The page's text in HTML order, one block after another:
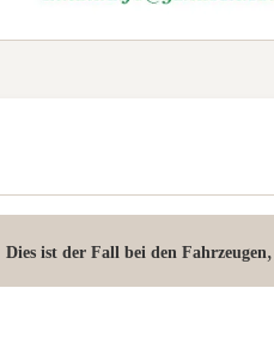
Dies ist der Fall bei den Fahrzeugen,